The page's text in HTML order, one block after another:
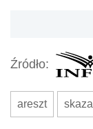
Źródło:
areszt